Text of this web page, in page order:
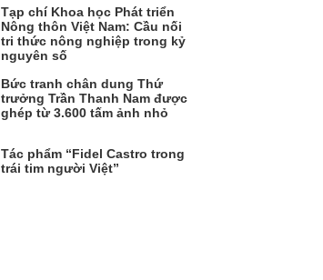
Tạp chí Khoa học Phát triển
Nông thôn Việt Nam: Cầu nối
tri thức nông nghiệp trong kỷ
nguyên số
Bức tranh chân dung Thứ
trưởng Trần Thanh Nam được
ghép từ 3.600 tấm ảnh nhỏ
Tác phẩm “Fidel Castro trong
trái tim người Việt”